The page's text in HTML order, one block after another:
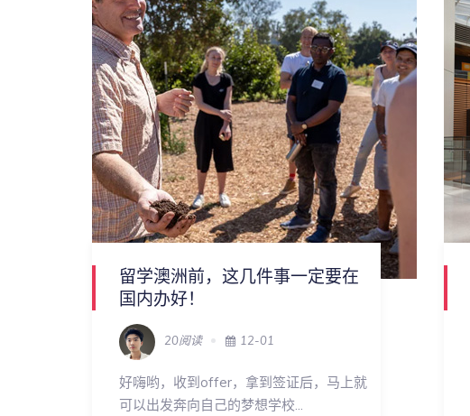
留学澳洲前，这几件事一定要在
国内办好！
20阅读 12-01
好嗨哟，收到offer，拿到签证后，马上就
可以出发奔向自己的梦想学校...